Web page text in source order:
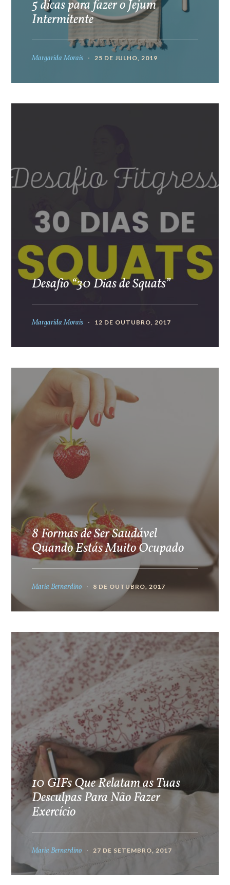
5 dicas para fazer o Jejum
Intermitente
Margarida Morais 25 DE JULHO, 2019
Desafio “30 Dias de Squats”
Margarida Morais 12 DE OUTUBRO, 2017
8 Formas de Ser Saudável
Quando Estás Muito Ocupado
Maria Bernardino 8 DE OUTUBRO, 2017
10 GIFs Que Relatam as Tuas
Desculpas Para Não Fazer
Exercício
Maria Bernardino 27 DE SETEMBRO, 2017